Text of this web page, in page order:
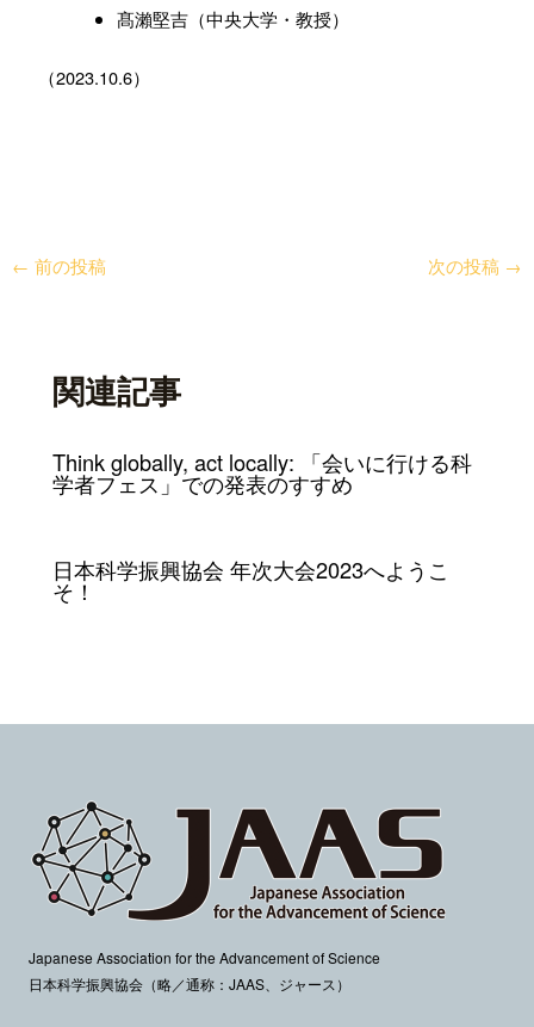
髙瀨堅吉（中央大学・教授）
（2023.10.6）
← 前の投稿 次の投稿 →
関連記事
Think globally, act locally: 「会いに行ける科
学者フェス」での発表のすすめ
日本科学振興協会 年次大会2023へようこ
そ！
Japanese Association for the Advancement of Science
日本科学振興協会（略／通称：JAAS、ジャース）